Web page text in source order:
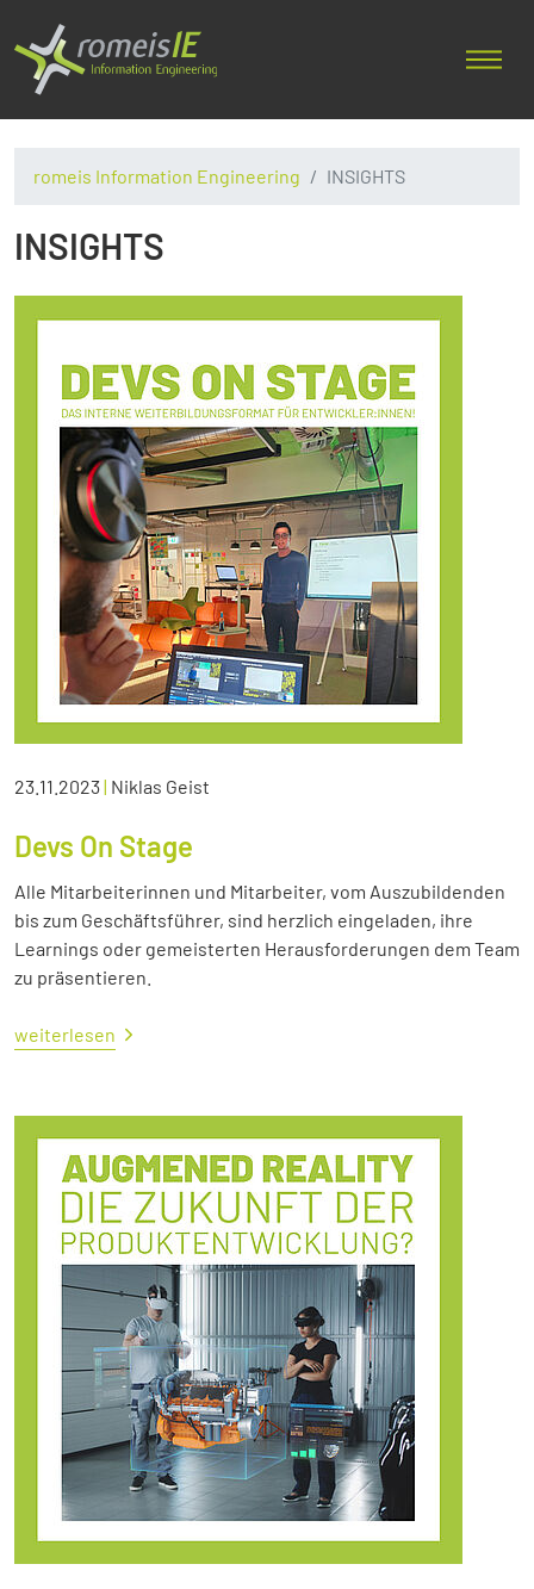
romeis Information Engineering INSIGHTS
INSIGHTS
23.11.2023| Niklas Geist
Devs On Stage
Alle Mitarbeiterinnen und Mitarbeiter, vom Auszubildenden
bis zum Geschäftsführer, sind herzlich eingeladen, ihre
Learnings oder gemeisterten Herausforderungen dem Team
zu präsentieren.
weiterlesen